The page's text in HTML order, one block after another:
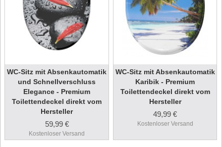
WC-Sitz mit Absenkautomatik
und Schnellverschluss
Elegance - Premium
Toilettendeckel direkt vom
Hersteller
59,99 €
Kostenloser Versand
WC-Sitz mit Absenkautomatik
Karibik - Premium
Toilettendeckel direkt vom
Hersteller
49,99 €
Kostenloser Versand